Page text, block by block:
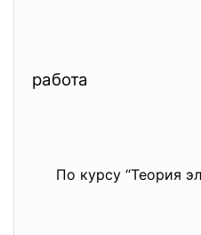
работа
По курсу “Теория